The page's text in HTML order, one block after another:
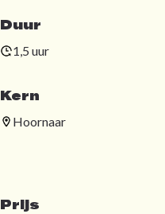
Duur
1,5 uur
Kern
Hoornaar
Prijs